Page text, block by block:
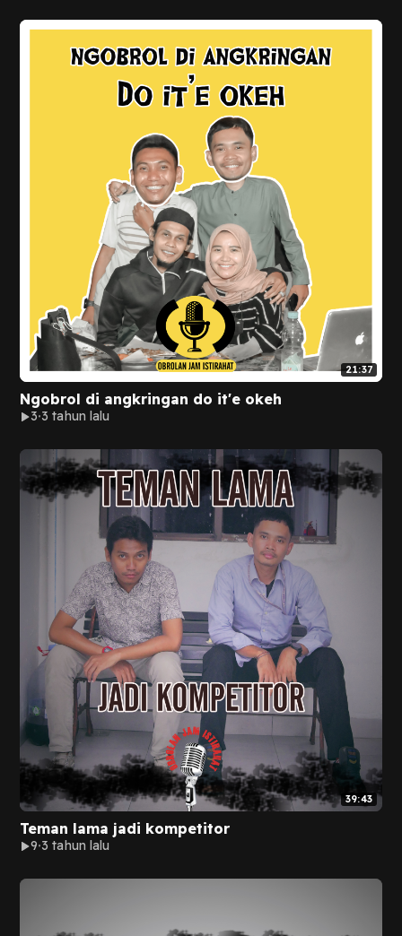
21:37
Ngobrol di angkringan do it'e okeh
3 3 tahun lalu
39:43
Teman lama jadi kompetitor
9 3 tahun lalu